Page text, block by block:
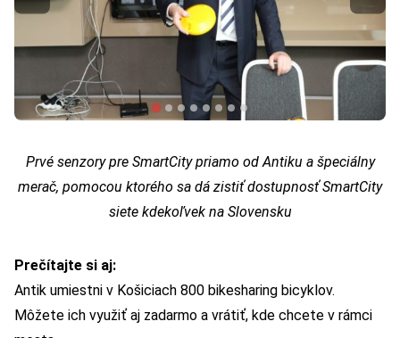
Prvé senzory pre SmartCity priamo od Antiku a špeciálny
merač, pomocou ktorého sa dá zistiť dostupnosť SmartCity
siete kdekoľvek na Slovensku
Prečítajte si aj:
Antik umiestni v Košiciach 800 bikesharing bicyklov.
Môžete ich využiť aj zadarmo a vrátiť, kde chcete v rámci